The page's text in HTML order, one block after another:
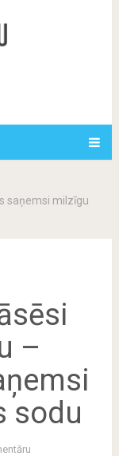
saņemsi milzīgu
–
sodu